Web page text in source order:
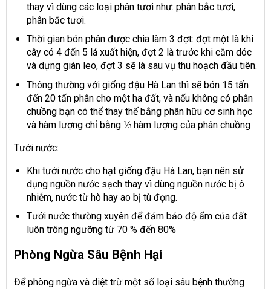
thay vì dùng các loại phân tươi như: phân bắc tươi,
phân bắc tươi.
Thời gian bón phân được chia làm 3 đợt: đợt một là khi
cây có 4 đến 5 lá xuất hiện, đợt 2 là trước khi cắm dóc
và dựng giàn leo, đợt 3 sẽ là sau vụ thu hoạch đầu tiên.
Thông thường với giống đậu Hà Lan thì sẽ bón 15 tấn
đến 20 tấn phân cho một ha đất, và nếu không có phân
chuồng bạn có thể thay thế bằng phân hữu cơ sinh học
và hàm lượng chỉ bằng ⅓ hàm lượng của phân chuồng
Tưới nước:
Khi tưới nước cho hạt giống đậu Hà Lan, bạn nên sử
dụng nguồn nước sạch thay vì dùng nguồn nước bị ô
nhiễm, nước từ hò hay ao bị tù đọng.
Tưới nước thường xuyên để đảm bảo độ ẩm của đất
luôn trông ngưỡng từ 70 % đến 80%
Phòng Ngừa Sâu Bệnh Hại
Để phòng ngừa và diệt trừ một số loại sâu bệnh thường